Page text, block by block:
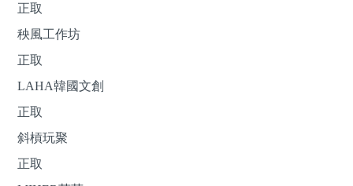
正取
秧風工作坊
正取
LAHA韓國文創
正取
斜槓玩聚
正取